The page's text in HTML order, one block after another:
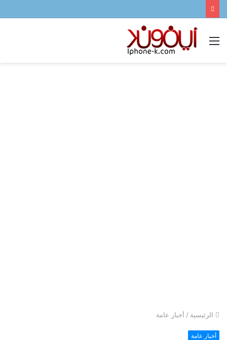
القائمة
الرئيسية / أخبار عامة
أخبار عامة